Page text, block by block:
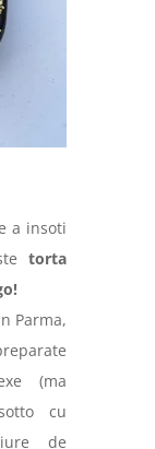
a insoti
torta
Parma,
(ma
cu
de